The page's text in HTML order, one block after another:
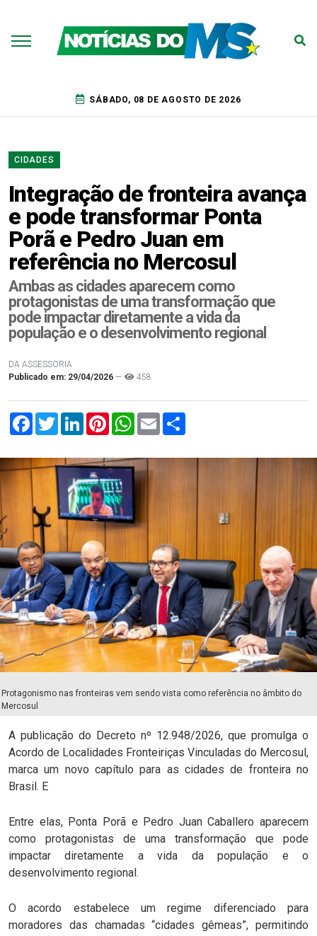
SÁBADO, 08 DE AGOSTO DE 2026
CIDADES
Integração de fronteira avança
e pode transformar Ponta
Porã e Pedro Juan em
referência no Mercosul
Ambas as cidades aparecem como
protagonistas de uma transformação que
pode impactar diretamente a vida da
população e o desenvolvimento regional
DA ASSESSORIA
Publicado em: 29/04/2026 — 458
FacebookTwitterLinkedInPinterestWhatsApp
Email
Protagonismo nas fronteiras vem sendo vista como referência no âmbito do
Mercosul
A publicação do Decreto nº 12.948/2026, que promulga o
Acordo de Localidades Fronteiriças Vinculadas do Mercosul,
marca um novo capítulo para as cidades de fronteira no
Brasil. E
Entre elas, Ponta Porã e Pedro Juan Caballero aparecem
como protagonistas de uma transformação que pode
impactar diretamente a vida da população e o
desenvolvimento regional.
O acordo estabelece um regime diferenciado para
moradores das chamadas “cidades gêmeas”, permitindo